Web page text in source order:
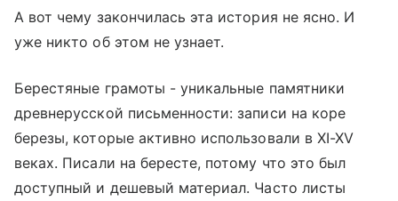
А вот чему закончилась эта история не ясно. И
уже никто об этом не узнает.
Берестяные грамоты - уникальные памятники
древнерусской письменности: записи на коре
березы, которые активно использовали в XI-XV
веках. Писали на бересте, потому что это был
доступный и дешевый материал. Часто листы